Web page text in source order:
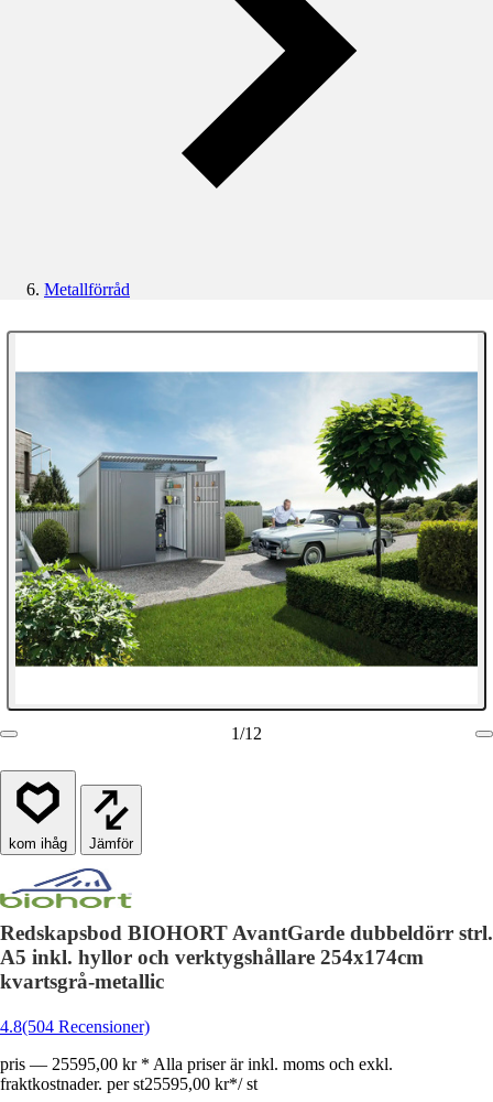
Metallförråd
1/12
Jämför
Redskapsbod BIOHORT AvantGarde dubbeldörr strl.
A5 inkl. hyllor och verktygshållare 254x174cm
kvartsgrå-metallic
4.8(504 Recensioner)
pris — 25595,00 kr * Alla priser är inkl. moms och exkl.
fraktkostnader. per st25595,00 kr*/ st